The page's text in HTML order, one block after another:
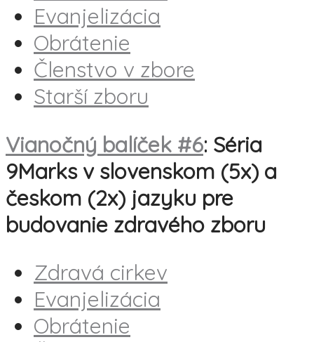
Evanjelizácia
Obrátenie
Členstvo v zbore
Starší zboru
Vianočný balíček #6: Séria
9Marks v slovenskom (5x) a
českom (2x) jazyku pre
budovanie zdravého zboru
Zdravá cirkev
Evanjelizácia
Obrátenie